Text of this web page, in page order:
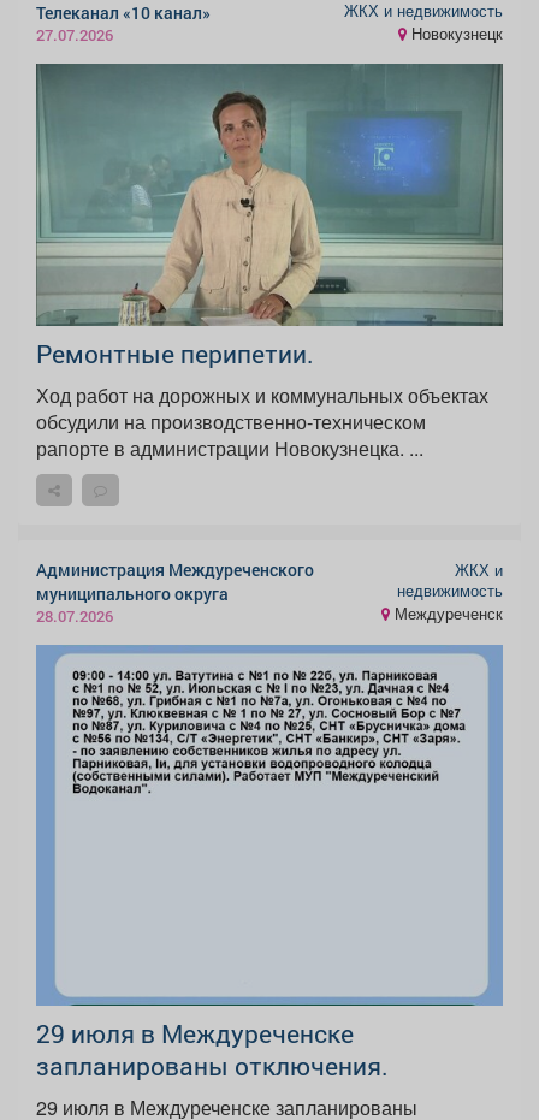
Телеканал «10 канал»
27.07.2026
ЖКХ и недвижимость
Новокузнецк
Ремонтные перипетии.
Ход работ на дорожных и коммунальных объектах
обсудили на производственно-техническом
рапорте в администрации Новокузнецка. ...
Администрация Междуреченского
муниципального округа
28.07.2026
ЖКХ и
недвижимость
Междуреченск
29 июля в Междуреченске
запланированы отключения.
29 июля в Междуреченске запланированы